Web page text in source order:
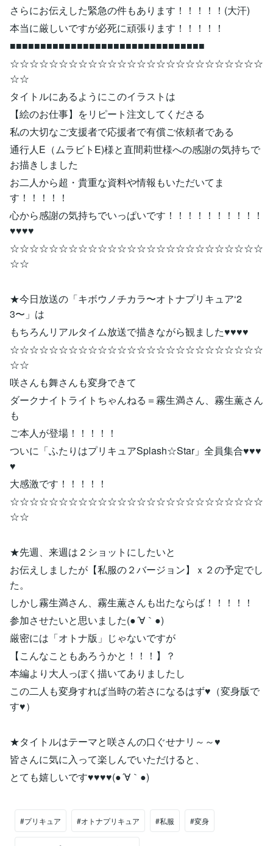
さらにお伝えした緊急の件もあります！！！！！(大汗)
本当に厳しいですが必死に頑張ります！！！！！
■■■■■■■■■■■■■■■■■■■■■■■■■■■■■■■■
☆☆☆☆☆☆☆☆☆☆☆☆☆☆☆☆☆☆☆☆☆☆☆☆☆☆
☆☆
タイトルにあるようにこのイラストは
【絵のお仕事】をリピート注文してくださる
私の大切なご支援者で応援者で有償ご依頼者である
通行人E（ムラビトE)様と直間莉世様への感謝の気持ちで
お描きしました
お二人から超・貴重な資料や情報もいただいてま
す！！！！！
心から感謝の気持ちでいっぱいです！！！！！！！！！！
♥♥♥♥
☆☆☆☆☆☆☆☆☆☆☆☆☆☆☆☆☆☆☆☆☆☆☆☆☆☆
☆☆
★今日放送の「キボウノチカラ〜オトナプリキュア‘2
3〜」は
もちろんリアルタイム放送で描きながら観ました♥♥♥♥
☆☆☆☆☆☆☆☆☆☆☆☆☆☆☆☆☆☆☆☆☆☆☆☆☆☆
☆☆
咲さんも舞さんも変身できて
ダークナイトライトちゃんねる＝霧生満さん、霧生薫さん
も
ご本人が登場！！！！！
ついに「ふたりはプリキュアSplash☆Star」全員集合♥♥♥
♥
大感激です！！！！！
☆☆☆☆☆☆☆☆☆☆☆☆☆☆☆☆☆☆☆☆☆☆☆☆☆☆
☆☆
★先週、来週は２ショットにしたいと
お伝えしましたが【私服の２バージョン】ｘ２の予定でし
た。
しかし霧生満さん、霧生薫さんも出たならば！！！！！
参加させたいと思いました(●´∀｀●)
厳密には「オトナ版」じゃないですが
【こんなこともあろうかと！！！】？
本編より大人っぽく描いてありましたし
この二人も変身すれば当時の若さになるはず♥（変身版で
す♥）
★タイトルはテーマと咲さんの口ぐせナリ～～♥
皆さんに気に入って楽しんでいただけると、
とても嬉しいです♥♥♥♥(●´∀｀●)
#プリキュア #オトナプリキュア #私服 #変身